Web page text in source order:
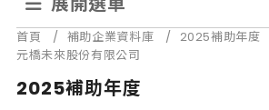
首頁 / 補助企業資料庫 / 2025補助年度
元橋未來股份有限公司
2025補助年度